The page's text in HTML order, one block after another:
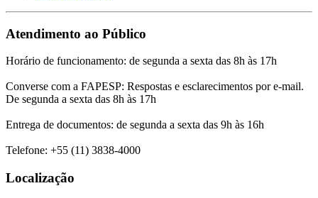
Atendimento ao Público
Horário de funcionamento: de segunda a sexta das 8h às 17h
Converse com a FAPESP: Respostas e esclarecimentos por e-mail.
De segunda a sexta das 8h às 17h
Entrega de documentos: de segunda a sexta das 9h às 16h
Telefone: +55 (11) 3838-4000
Localização